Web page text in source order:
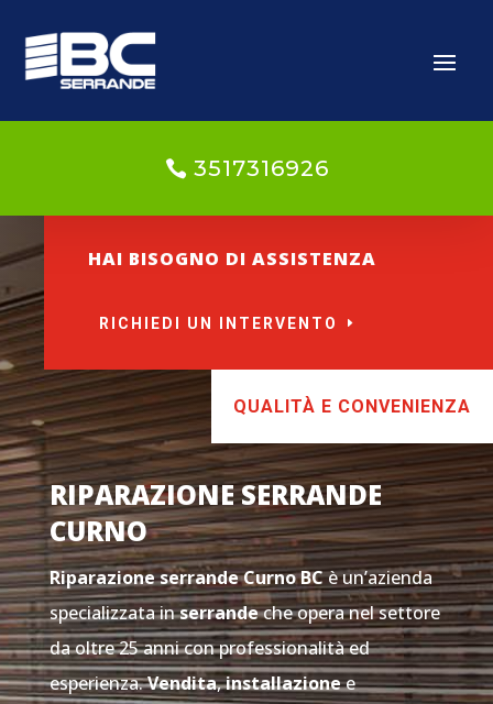
3517316926
HAI BISOGNO DI ASSISTENZA
RICHIEDI UN INTERVENTO
QUALITÀ E CONVENIENZA
RIPARAZIONE SERRANDE
CURNO
Riparazione serrande CurnoBCè un’azienda
specializzata inserrandeche opera nel settore
da oltre 25 anni con professionalità ed
esperienza.Vendita,installazionee